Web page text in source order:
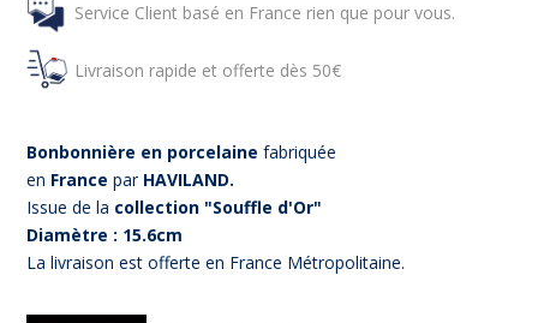
Service Client basé en France rien que pour vous.
Livraison rapide et offerte dès 50€
Bonbonnière en porcelaine fabriquée
en Francepar HAVILAND.
Issue de la collection "Souffle d'Or"
Diamètre : 15.6cm
La livraison est offerte en France Métropolitaine.